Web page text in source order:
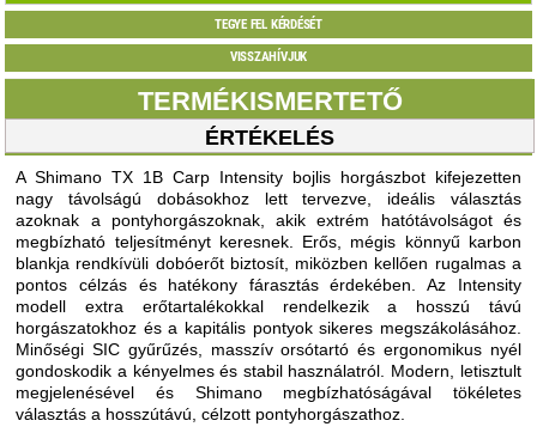
TEGYE FEL KÉRDÉSÉT
VISSZAHÍVJUK
TERMÉKISMERTETŐ
ÉRTÉKELÉS
A Shimano TX 1B Carp Intensity bojlis horgászbot kifejezetten
nagy távolságú dobásokhoz lett tervezve, ideális választás
azoknak a pontyhorgászoknak, akik extrém hatótávolságot és
megbízható teljesítményt keresnek. Erős, mégis könnyű karbon
blankja rendkívüli dobóerőt biztosít, miközben kellően rugalmas a
pontos célzás és hatékony fárasztás érdekében. Az Intensity
modell extra erőtartalékokkal rendelkezik a hosszú távú
horgászatokhoz és a kapitális pontyok sikeres megszákolásához.
Minőségi SIC gyűrűzés, masszív orsótartó és ergonomikus nyél
gondoskodik a kényelmes és stabil használatról. Modern, letisztult
megjelenésével és Shimano megbízhatóságával tökéletes
választás a hosszútávú, célzott pontyhorgászathoz.